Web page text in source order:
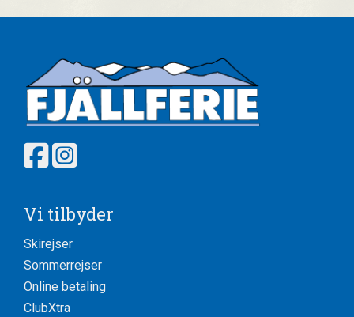
Vi tilbyder
Skirejser
Sommerrejser
Online betaling
ClubXtra